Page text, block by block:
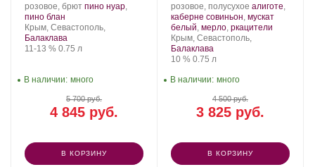
Производитель:
Золотая
Балка.
розовое, брют .
винограда:
пино нуар,
пино блан
Регион:
Крым, Севастополь,
Балаклава
Крепость
11-13 %. Объем
0.75 л
4 845 руб.
5 700 руб.
В наличии: много
В КОРЗИНУ
Производитель:
Золотая
Балка.
розовое, полусухое .
Сорт
винограда:
алиготе,
каберне совиньон, мускат
белый, мерло, ркацители
Регион:
Крым, Севастополь,
Балаклава
Крепость
10 %. Объем
0.75 л
3 825 руб.
4 500 руб.
В наличии: много
В КОРЗИНУ